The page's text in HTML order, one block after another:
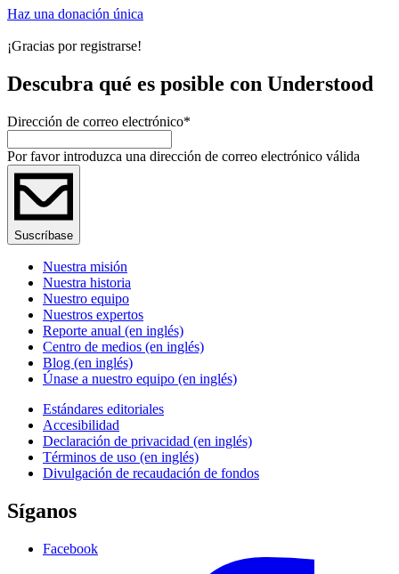
Haz una donación única
¡Gracias por registrarse!
Descubra qué es posible con Understood
Dirección de correo electrónico*
Por favor introduzca una dirección de correo electrónico válida
Suscríbase
Nuestra misión
Nuestra historia
Nuestro equipo
Nuestros expertos
Reporte anual (en inglés)
Centro de medios (en inglés)
Blog (en inglés)
Únase a nuestro equipo (en inglés)
Estándares editoriales
Accesibilidad
Declaración de privacidad (en inglés)
Términos de uso (en inglés)
Divulgación de recaudación de fondos
Síganos
Facebook